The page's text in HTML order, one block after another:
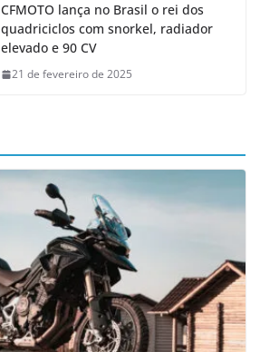
CFMOTO lança no Brasil o rei dos
quadriciclos com snorkel, radiador
elevado e 90 CV
21 de fevereiro de 2025